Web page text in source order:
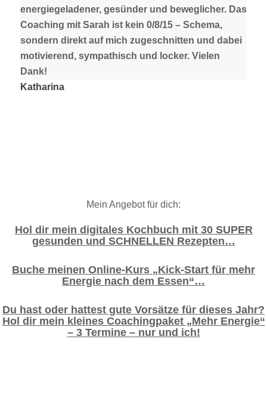
energiegeladener, gesünder und beweglicher. Das
Coaching mit Sarah ist kein 0/8/15 – Schema,
sondern direkt auf mich zugeschnitten und dabei
motivierend, sympathisch und locker. Vielen
Dank!
Katharina
Mein Angebot für dich:
Hol dir mein digitales Kochbuch mit 30 SUPER
gesunden und SCHNELLEN Rezepten…
Buche meinen Online-Kurs „Kick-Start für mehr
Energie nach dem Essen“…
Du hast oder hattest gute Vorsätze für dieses Jahr?
Hol dir mein kleines Coachingpaket „Mehr Energie“
– 3 Termine – nur und ich!